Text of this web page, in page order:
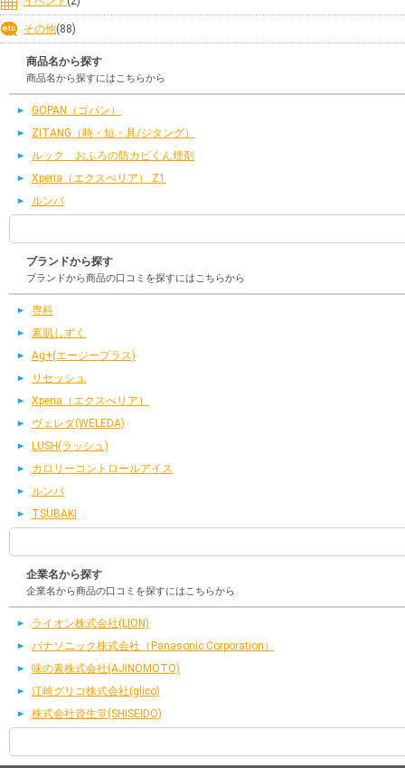
その他(88)
商品名から探す
商品名から探すにはこちらから
GOPAN（ゴパン）
ZITANG（時・短・具/ジタング）
ルック おふろの防カビくん煙剤
Xperia（エクスぺリア） Z1
ルンバ
ブランドから探す
ブランドから商品の口コミを探すにはこちらから
専科
素肌しずく
Ag+(エージープラス)
リセッシュ
Xperia（エクスぺリア）
ヴェレダ(WELEDA)
LUSH(ラッシュ)
カロリーコントロールアイス
ルンバ
TSUBAKI
企業名から探す
企業名から商品の口コミを探すにはこちらから
ライオン株式会社(LION)
パナソニック株式会社（Panasonic Corporation）
味の素株式会社(AJINOMOTO)
江崎グリコ株式会社(glico)
株式会社資生堂(SHISEIDO)